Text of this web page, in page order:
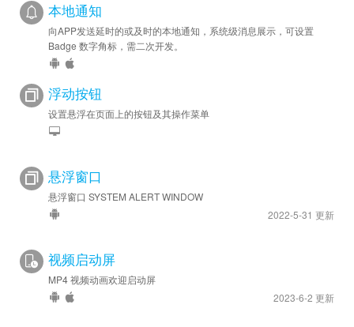
本地通知
向APP发送延时的或及时的本地通知，系统级消息展示，可设置
Badge 数字角标，需二次开发。
浮动按钮
设置悬浮在页面上的按钮及其操作菜单
悬浮窗口
悬浮窗口 SYSTEM ALERT WINDOW
2022-5-31 更新
视频启动屏
MP4 视频动画欢迎启动屏
2023-6-2 更新